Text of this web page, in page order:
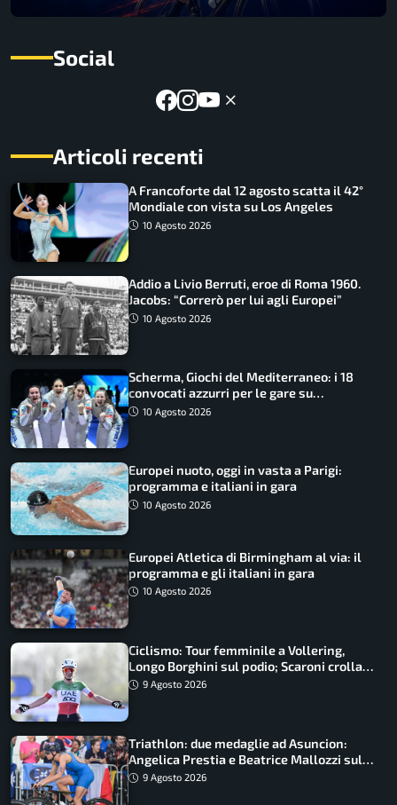
Social
Articoli recenti
A Francoforte dal 12 agosto scatta il 42°
Mondiale con vista su Los Angeles
10 Agosto 2026
Addio a Livio Berruti, eroe di Roma 1960.
Jacobs: “Correrò per lui agli Europei”
10 Agosto 2026
Scherma, Giochi del Mediterraneo: i 18
convocati azzurri per le gare su
SportFaceTV
10 Agosto 2026
Europei nuoto, oggi in vasta a Parigi:
programma e italiani in gara
10 Agosto 2026
Europei Atletica di Birmingham al via: il
programma e gli italiani in gara
10 Agosto 2026
Ciclismo: Tour femminile a Vollering,
Longo Borghini sul podio; Scaroni crolla
in Polonia
9 Agosto 2026
Triathlon: due medaglie ad Asuncion:
Angelica Prestia e Beatrice Mallozzi sul
podio
9 Agosto 2026